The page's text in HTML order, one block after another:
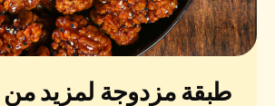
طبقة مزدوجة لمزيد